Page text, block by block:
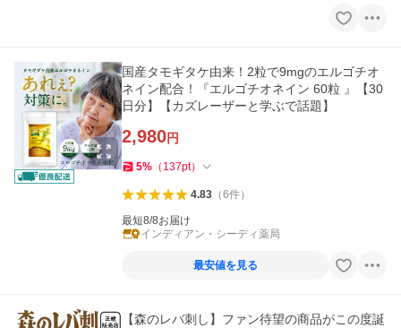
国産タモギタケ由来！2粒で9mgのエルゴチオ
ネイン配合！『エルゴチオネイン 60粒 』【30
日分】【カズレーザーと学ぶで話題】
2,980円
5% （ 137pt）
4.83（6件）
最短8/8お届け
インディアン・シーディ薬局
最安値を見る
【森のレバ刺し】ファン待望の商品がこの度誕